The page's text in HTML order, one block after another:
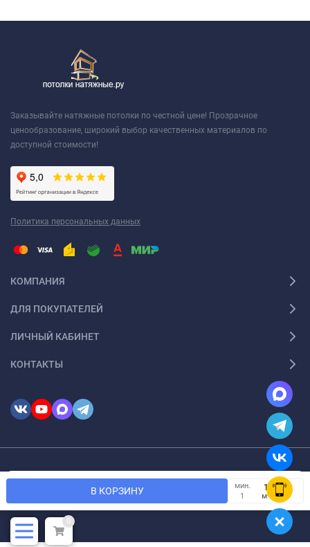
В КОРЗИНУ
мин.
1
м²
Заказывайте натяжные потолки по честной цене! Прозрачное
ценообразование, широкий выбор качественных материалов по
доступной стоимости!
Политика персональных данных
КОМПАНИЯ
ДЛЯ ПОКУПАТЕЛЕЙ
ЛИЧНЫЙ КАБИНЕТ
КОНТАКТЫ
0
Мы используем файлы cookie, чтобы сайт был лучше для
OK